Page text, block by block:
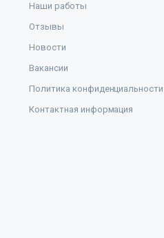
Наши работы
Отзывы
Новости
Вакансии
Политика конфиденциальности
Контактная информация